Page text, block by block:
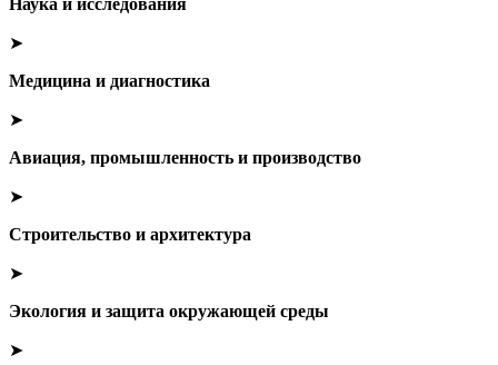
Наука и исследования
➤
Медицина и диагностика
➤
Авиация, промышленность и производство
➤
Строительство и архитектура
➤
Экология и защита окружающей среды
➤